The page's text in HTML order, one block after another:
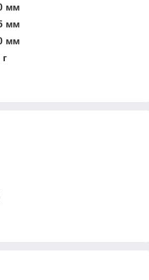
мм
мм
мм
г